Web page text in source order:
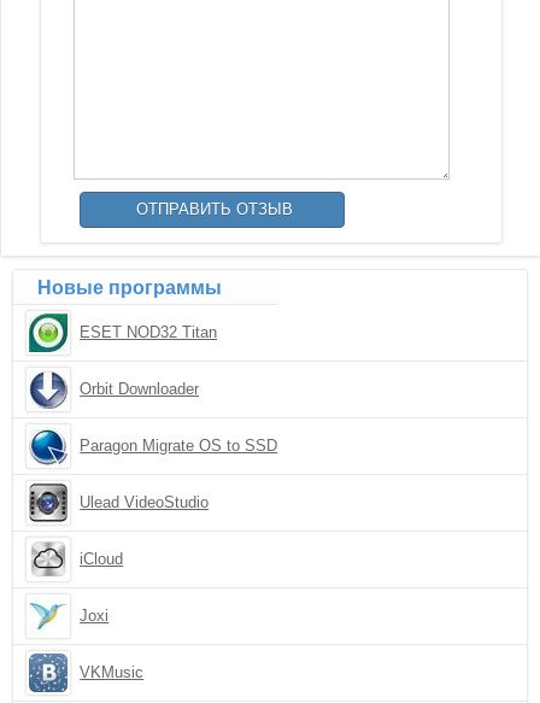
Новые программы
ESET NOD32 Titan
Orbit Downloader
Paragon Migrate OS to SSD
Ulead VideoStudio
iCloud
Joxi
VKMusic